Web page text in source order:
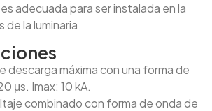
adecuada para ser instalada en la
la luminaria
descarga máxima con una forma de
μs. Imax: 10 kA.
combinado con forma de onda de